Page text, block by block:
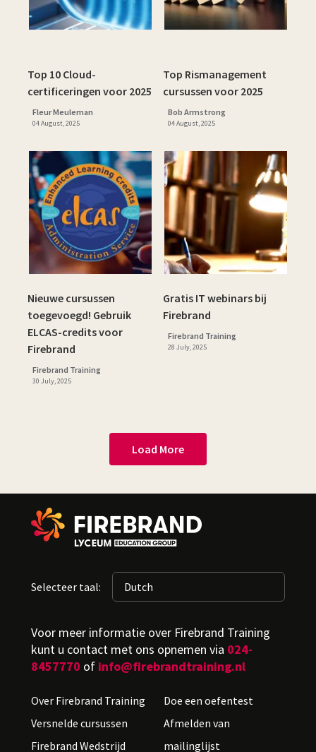
Top 10 Cloud-
certificeringen voor 2025
Fleur Meuleman
04 August, 2025
Top Rismanagement
cursussen voor 2025
Bob Armstrong
04 August, 2025
Nieuwe cursussen
toegevoegd! Gebruik
ELCAS-credits voor
Firebrand
Firebrand Training
30 July, 2025
Gratis IT webinars bij
Firebrand
Firebrand Training
28 July, 2025
Load More
Selecteer taal:
Voor meer informatie over Firebrand Training
kunt u contact met ons opnemen via 024-
8457770 of info@firebrandtraining.nl
Over Firebrand Training
Versnelde cursussen
Firebrand Wedstrijd
Doe een oefentest
Afmelden van
mailinglijst